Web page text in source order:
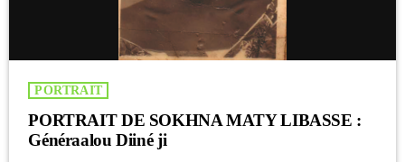
PORTRAIT
PORTRAIT DE SOKHNA MATY LIBASSE :
Généraalou Diiné ji